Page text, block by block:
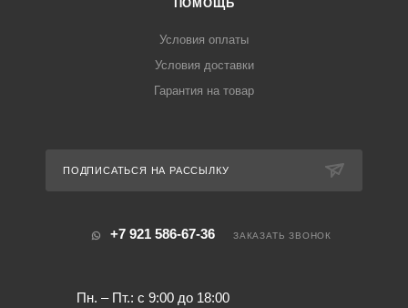
ПОМОЩЬ
Условия оплаты
Условия доставки
Гарантия на товар
ПОДПИСАТЬСЯ НА РАССЫЛКУ
+7 921 586-67-36
Пн. – Пт.: с 9:00 до 18:00
ЗАКАЗАТЬ ЗВОНОК